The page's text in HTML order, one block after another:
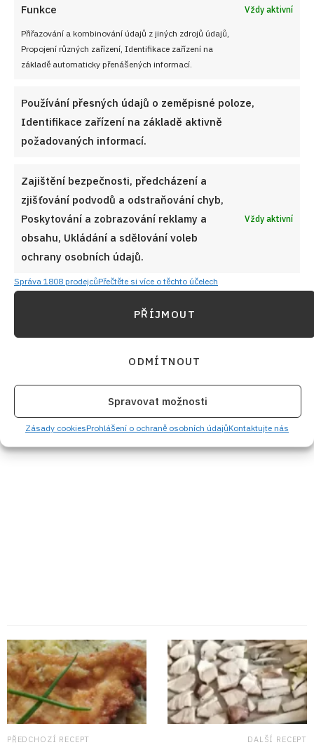
Funkce Vždy aktivní
Přiřazování a kombinování údajů z jiných zdrojů údajů,
Propojení různých zařízení, Identifikace zařízení na
základě automaticky přenášených informací.
Používání přesných údajů o zeměpisné poloze,
Identifikace zařízení na základě aktivně
požadovaných informací.
Zajištění bezpečnosti, předcházení a
zjišťování podvodů a odstraňování chyb,
Poskytování a zobrazování reklamy a
obsahu, Ukládání a sdělování voleb
ochrany osobních údajů.
Vždy aktivní
Správa 1808 prodejcůPřečtěte si více o těchto účelech
PŘÍJMOUT
ODMÍTNOUT
Spravovat možnosti
Zásady cookiesProhlášení o ochraně osobních údajůKontaktujte nás
BEZMASÉ JÍDLO ČESNEK CUKETA DOMÁCÍ VAŘENÍ
HLADKÁ MOUKA LETNÍ RECEPTY
Diskuze
Sdílet na FB
G Přidat do Google News
PŘEDCHOZÍ RECEPT DALŠÍ RECEPT